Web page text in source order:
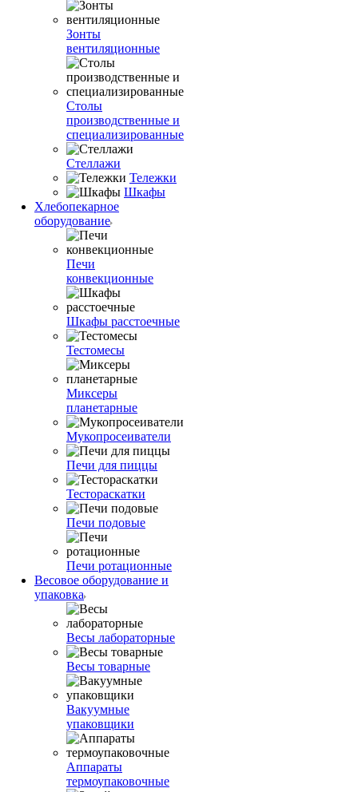
Зонты
вентиляционные
Столы
производственные и
специализированные
Стеллажи
Тележки
Шкафы
Хлебопекарное
оборудование
Печи
конвекционные
Шкафы расстоечные
Тестомесы
Миксеры
планетарные
Мукопросеиватели
Печи для пиццы
Тестораскатки
Печи подовые
Печи ротационные
Весовое оборудование и
упаковка
Весы лабораторные
Весы товарные
Вакуумные
упаковщики
Аппараты
термоупаковочные